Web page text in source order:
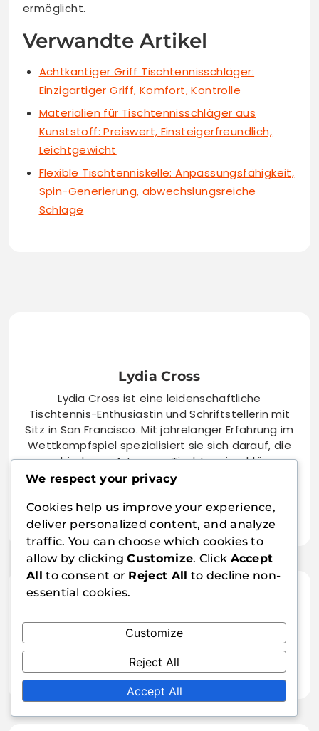
ermöglicht.
Verwandte Artikel
Achtkantiger Griff Tischtennisschläger:
Einzigartiger Griff, Komfort, Kontrolle
Materialien für Tischtennisschläger aus
Kunststoff: Preiswert, Einsteigerfreundlich,
Leichtgewicht
Flexible Tischtenniskelle: Anpassungsfähigkeit,
Spin-Generierung, abwechslungsreiche
Schläge
Lydia Cross
Lydia Cross ist eine leidenschaftliche
Tischtennis-Enthusiastin und Schriftstellerin mit
Sitz in San Francisco. Mit jahrelanger Erfahrung im
Wettkampfspiel spezialisiert sie sich darauf, die
verschiedenen Arten von Tischtennisschlägern
und deren Einfluss auf das Spiel zu erkunden.
damit, junge Spieler zu trainieren und ihre Liebe
zu diesem Sport zu teilen.
02/02/2026
Kontrollfokussierte
Tischtennisplatte: Präzision, Spin-
Kontrolle, strategisches Spiel
03/02/2026
Natürliche Holz-Tischtennis-
Schläger Materialien:
Einzigartiges Gefühl, Leistung
We respect your privacy
Cookies help us improve your experience,
deliver personalized content, and analyze
traffic. You can choose which cookies to
allow by clickingCustomize. Click Accept
All to consent or Reject All to decline non-
essential cookies.
Customize
Reject All
Accept All